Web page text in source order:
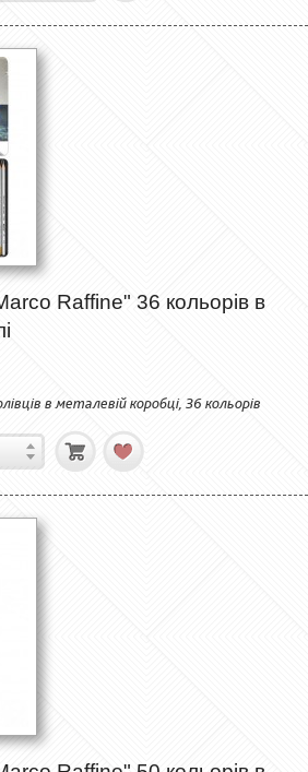
Raffine" 36 кольорів в
в металевій коробці, 36 кольорів